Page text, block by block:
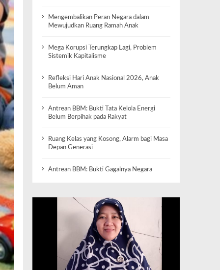
Mengembalikan Peran Negara dalam
Mewujudkan Ruang Ramah Anak
Mega Korupsi Terungkap Lagi, Problem
Sistemik Kapitalisme
Refleksi Hari Anak Nasional 2026, Anak
Belum Aman
Antrean BBM: Bukti Tata Kelola Energi
Belum Berpihak pada Rakyat
Ruang Kelas yang Kosong, Alarm bagi Masa
Depan Generasi
Antrean BBM: Bukti Gagalnya Negara